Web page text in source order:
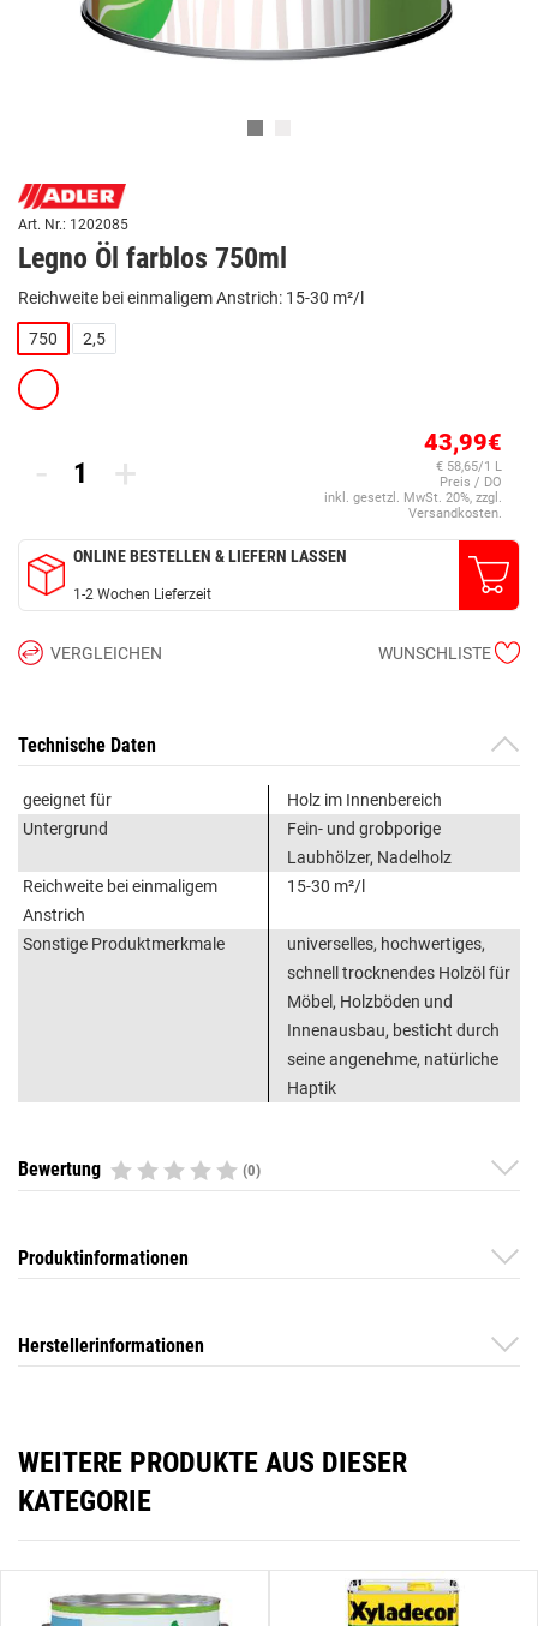
Art. Nr.: 1202085
Legno Öl farblos 750ml
Reichweite bei einmaligem Anstrich: 15-30 m²/l
750 2,5
- +
43,99€
€ 58,65/1 L
Preis / DO
inkl. gesetzl. MwSt. 20%, zzgl.
Versandkosten.
ONLINE BESTELLEN & LIEFERN LASSEN
1-2 Wochen Lieferzeit
VERGLEICHEN WUNSCHLISTE
Technische Daten
geeignet für
Holz im Innenbereich
Untergrund
Fein- und grobporige
Laubhölzer, Nadelholz
Reichweite bei einmaligem
Anstrich
15-30 m²/l
Sonstige Produktmerkmale
universelles, hochwertiges,
schnell trocknendes Holzöl für
Möbel, Holzböden und
Innenausbau, besticht durch
seine angenehme, natürliche
Haptik
Bewertung (0)
Produktinformationen
Herstellerinformationen
WEITERE PRODUKTE AUS DIESER
KATEGORIE